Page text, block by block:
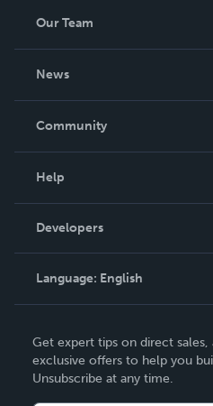
Our Team
News
In The News
Community
Podcast
Help
Order Lookup
Knowledge Base
Contact Support
Developers
Language: English
Deutsch
Français
Get expert tips on direct
exclusive offers to help you
Unsubscribe at any time.